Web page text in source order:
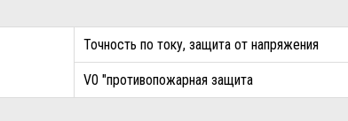
Точность по току, защита от напряжения
V0 "противопожарная защита